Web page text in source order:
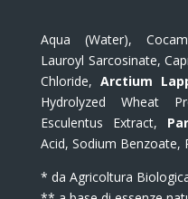
Aqua (Water),
Lauroyl Sarcosinate,
Chloride, Arctium
Hydrolyzed Wheat
Esculentus Extract,
Acid, Sodium Benzoate,
* da Agricoltura